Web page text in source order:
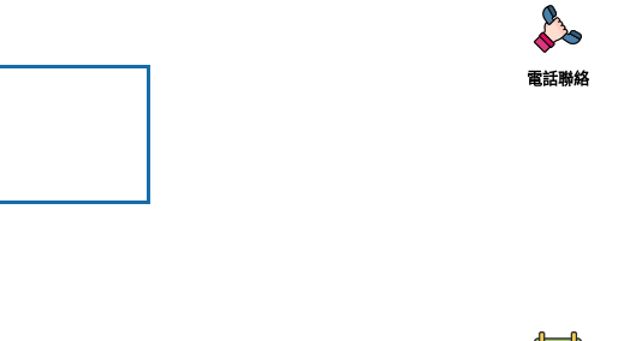
電話聯絡